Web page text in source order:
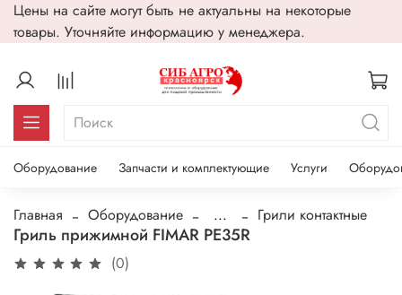
Цены на сайте могут быть не актуальны на некоторые
товары. Уточняйте информацию у менеджера.
Оборудование Запчасти и комплектующие Услуги
Главная Оборудование ... Грили контактные
Гриль прижимной FIMAR PE35R
(0)